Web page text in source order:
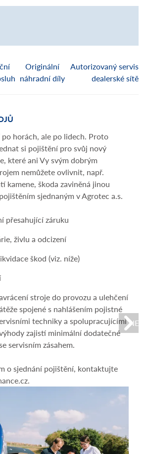
Originální
náhradní díly
Autorizovaný servis
dealerské sítě
horách, ale po lidech. Proto
si pojištění pro svůj nový
které ani Vy svým dobrým
nemůžete ovlivnit, např.
kamene, škoda zaviněná jinou
sjednaným v Agrotec a.s.
přesahující záruku
živlu a odcizení
škod (viz. níže)
stroje do provozu a ulehčení
spojené s nahlášením pojistné
techniky a spolupracujícími
zajistí minimální dodatečné
servisním zásahem.
o sjednání pojištění, kontaktujte